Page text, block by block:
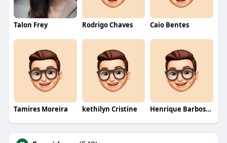
Talon Frey Rodrigo Chaves Caio Bentes
Tamires Moreira kethilyn Cristine Henrique Barbosa Yokobataki